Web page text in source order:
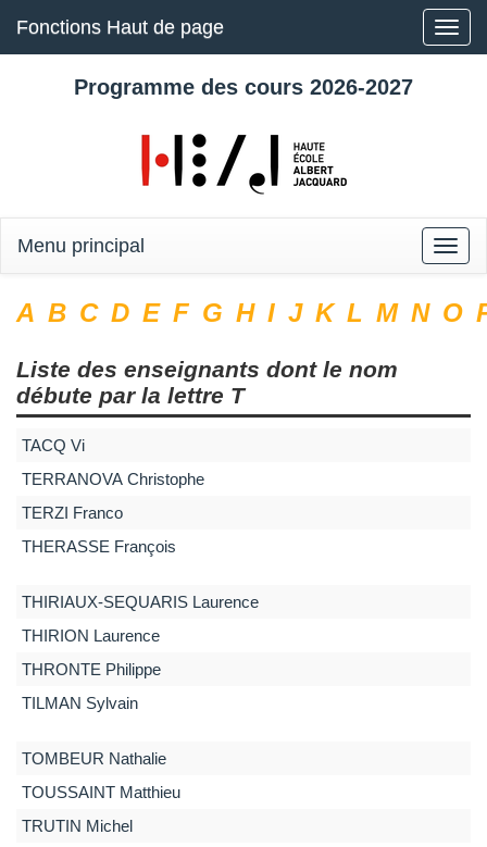
Toggle
Fonctions Haut de page
Programme des cours 2026-2027
Toggle
Menu principal
A B C D E F G H I J K L M N O
Liste des enseignants dont le nom
débute par la lettre T
TACQ Vi
TERRANOVA Christophe
TERZI Franco
THERASSE François
THIRIAUX-SEQUARIS Laurence
THIRION Laurence
THRONTE Philippe
TILMAN Sylvain
TOMBEUR Nathalie
TOUSSAINT Matthieu
TRUTIN Michel